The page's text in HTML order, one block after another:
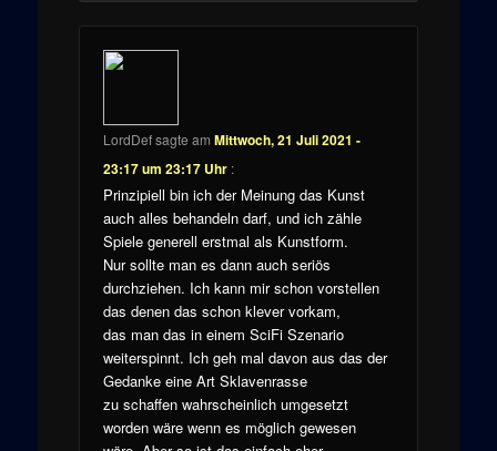
LordDefsagte am Mittwoch, 21 Juli 2021 -
23:17 um 23:17 Uhr :
Prinzipiell bin ich der Meinung das Kunst
auch alles behandeln darf, und ich zähle
Spiele generell erstmal als Kunstform.
Nur sollte man es dann auch seriös
durchziehen. Ich kann mir schon vorstellen
das denen das schon klever vorkam,
das man das in einem SciFi Szenario
weiterspinnt. Ich geh mal davon aus das der
Gedanke eine Art Sklavenrasse
zu schaffen wahrscheinlich umgesetzt
worden wäre wenn es möglich gewesen